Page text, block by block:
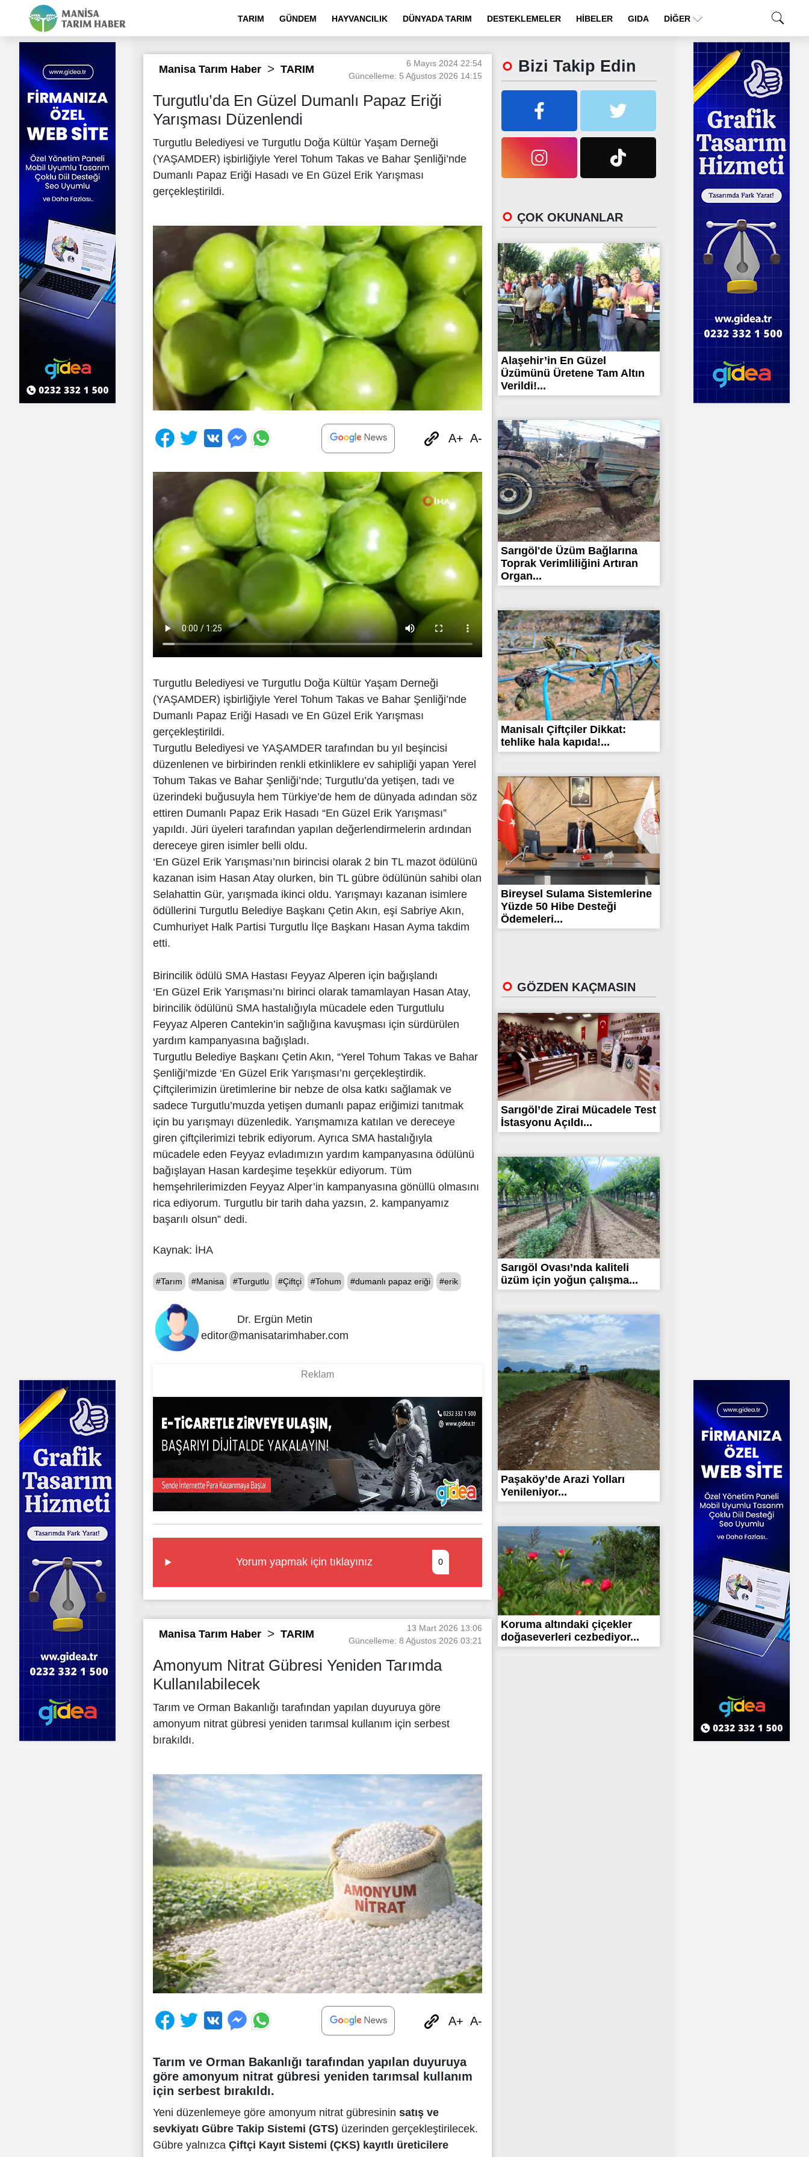
TARIM GÜNDEM HAYVANCILIK DÜNYADA TARIM DESTEKLEMELER HİBELER GIDA DIĞER
Manisa Tarım Haber TARIM
6 Mayıs 2024 22:54
Güncelleme: 5 Ağustos 2026 14:15
Turgutlu’da En Güzel Dumanlı Papaz Eriği
Yarışması Düzenlendi
Turgutlu Belediyesi ve Turgutlu Doğa Kültür Yaşam Derneği
(YAŞAMDER) işbirliğiyle Yerel Tohum Takas ve Bahar Şenliği’nde
Dumanlı Papaz Eriği Hasadı ve En Güzel Erik Yarışması
gerçekleştirildi.
A+ A-
Turgutlu Belediyesi ve Turgutlu Doğa Kültür Yaşam Derneği
(YAŞAMDER) işbirliğiyle Yerel Tohum Takas ve Bahar Şenliği’nde
Dumanlı Papaz Eriği Hasadı ve En Güzel Erik Yarışması
gerçekleştirildi.
Turgutlu Belediyesi ve YAŞAMDER tarafından bu yıl beşincisi
düzenlenen ve birbirinden renkli etkinliklere ev sahipliği yapan Yerel
Tohum Takas ve Bahar Şenliği’nde; Turgutlu’da yetişen, tadı ve
üzerindeki buğusuyla hem Türkiye’de hem de dünyada adından söz
ettiren Dumanlı Papaz Erik Hasadı “En Güzel Erik Yarışması”
yapıldı. Jüri üyeleri tarafından yapılan değerlendirmelerin ardından
dereceye giren isimler belli oldu.
‘En Güzel Erik Yarışması’nın birincisi olarak 2 bin TL mazot ödülünü
kazanan isim Hasan Atay olurken, bin TL gübre ödülünün sahibi olan
Selahattin Gür, yarışmada ikinci oldu. Yarışmayı kazanan isimlere
ödüllerini Turgutlu Belediye Başkanı Çetin Akın, eşi Sabriye Akın,
Cumhuriyet Halk Partisi Turgutlu İlçe Başkanı Hasan Ayma takdim
etti.
Birincilik ödülü SMA Hastası Feyyaz Alperen için bağışlandı
‘En Güzel Erik Yarışması’nı birinci olarak tamamlayan Hasan Atay,
birincilik ödülünü SMA hastalığıyla mücadele eden Turgutlulu
Feyyaz Alperen Cantekin’in sağlığına kavuşması için sürdürülen
yardım kampanyasına bağışladı.
Turgutlu Belediye Başkanı Çetin Akın, “Yerel Tohum Takas ve Bahar
Şenliği’mizde ‘En Güzel Erik Yarışması’nı gerçekleştirdik.
Çiftçilerimizin üretimlerine bir nebze de olsa katkı sağlamak ve
sadece Turgutlu’muzda yetişen dumanlı papaz eriğimizi tanıtmak
için bu yarışmayı düzenledik. Yarışmamıza katılan ve dereceye
giren çiftçilerimizi tebrik ediyorum. Ayrıca SMA hastalığıyla
mücadele eden Feyyaz evladımızın yardım kampanyasına ödülünü
bağışlayan Hasan kardeşime teşekkür ediyorum. Tüm
hemşehrilerimizden Feyyaz Alper’in kampanyasına gönüllü olmasını
rica ediyorum. Turgutlu bir tarih daha yazsın, 2. kampanyamız
başarılı olsun” dedi.
Kaynak: İHA
#Tarım #Manisa #Turgutlu #Çiftçi #Tohum #dumanlı papaz eriği #erik
Dr. Ergün Metin
editor@manisatarimhaber.com
Yorum yapmak için tıklayınız 0
Manisa Tarım Haber TARIM
13 Mart 2026 13:06
Güncelleme: 8 Ağustos 2026 03:21
Amonyum Nitrat Gübresi Yeniden Tarımda
Kullanılabilecek
Tarım ve Orman Bakanlığı tarafından yapılan duyuruya göre
amonyum nitrat gübresi yeniden tarımsal kullanım için serbest
bırakıldı.
A+ A-
Tarım ve Orman Bakanlığı tarafından yapılan duyuruya
göre amonyum nitrat gübresi yeniden tarımsal kullanım
için serbest bırakıldı.
Yeni düzenlemeye göre amonyum nitrat gübresinin satış ve
sevkiyatı Gübre Takip Sistemi (GTS) üzerinden gerçekleştirilecek.
Gübre yalnızca Çiftçi Kayıt Sistemi (ÇKS) kayıtlı üreticilere
Bizi Takip Edin
ÇOK OKUNANLAR
Alaşehir’in En Güzel
Üzümünü Üretene Tam Altın
Verildi!...
Sarıgöl'de Üzüm Bağlarına
Toprak Verimliliğini Artıran
Organ...
Manisalı Çiftçiler Dikkat:
tehlike hala kapıda!...
Bireysel Sulama Sistemlerine
Yüzde 50 Hibe Desteği
Ödemeleri...
GÖZDEN KAÇMASIN
Sarıgöl’de Zirai Mücadele Test
İstasyonu Açıldı...
Sarıgöl Ovası’nda kaliteli
üzüm için yoğun çalışma...
Paşaköy’de Arazi Yolları
Yenileniyor...
Koruma altındaki çiçekler
doğaseverleri cezbediyor...